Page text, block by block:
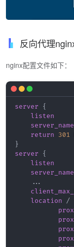
反向代理
nginx配置文件如下：
server
{
listen
server_name
return
301
}
server
{
listen
server_name
    ...
location /